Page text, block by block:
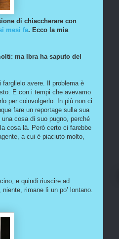
di chiaccherare con
mesi fa. Ecco la mia
ma Ibra ha saputo del
avere. Il problema è
E con i tempi che avevamo
per coinvolgerlo. In più non ci
fare un reportage sulla sua
cosa di suo pugno, perché
cosa là. Però certo ci farebbe
a cui è piaciuto molto,
e quindi riuscire ad
rimane lì un po’ lontano.